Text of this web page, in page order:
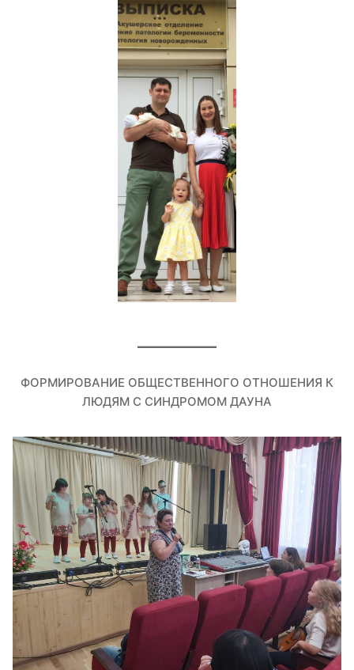
ФОРМИРОВАНИЕ ОБЩЕСТВЕННОГО ОТНОШЕНИЯ К
ЛЮДЯМ С СИНДРОМОМ ДАУНА